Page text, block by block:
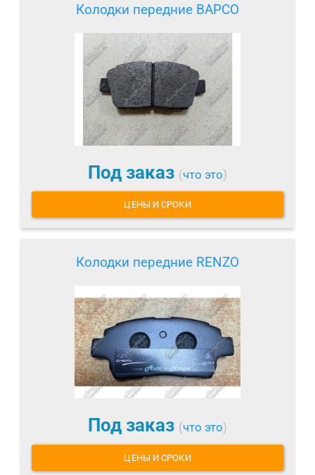
Колодки передние BAPCO
Под заказ (что это)
ЦЕНЫ И СРОКИ
Колодки передние RENZO
Под заказ (что это)
ЦЕНЫ И СРОКИ